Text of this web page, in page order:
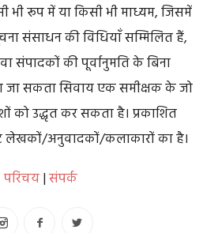
भी रूप में या किसी भी माध्यम, जिसमें
संसाधन की विधियाँ सम्मिलित हैं,
संपादकों की पूर्वानुमति के बिना
जा सकता सिवाय एक समीक्षक के जो
को उद्धृत कर सकता है। प्रकाशित
लेखकों/अनुवादकों/कलाकारों का है।
परिचय|संपर्क